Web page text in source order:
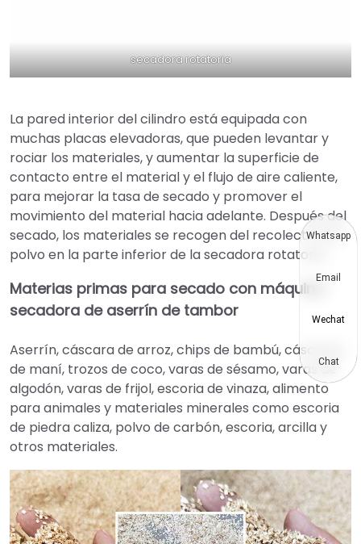
secadora rotatoria
La pared interior del cilindro está equipada con
muchas placas elevadoras, que pueden levantar y
rociar los materiales, y aumentar la superficie de
contacto entre el material y el flujo de aire caliente,
para mejorar la tasa de secado y promover el
movimiento del material hacia adelante. Después del
secado, los materiales se recogen del recolector de
polvo en la parte inferior de la secadora rotatoria.
Materias primas para secado con máquina
secadora de aserrín de tambor
Aserrín, cáscara de arroz, chips de bambú, cáscaras
de maní, trozos de coco, varas de sésamo, varas de
algodón, varas de frijol, escoria de vinaza, alimento
para animales y materiales minerales como escoria
de piedra caliza, polvo de carbón, escoria, arcilla y
otros materiales.
Whatsapp
Email
Wechat
Chat